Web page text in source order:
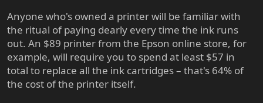
Anyone who's owned a printer will be familiar with
the ritual of paying dearly every time the ink runs
out. An $89 printer from the Epson online store, for
example, will require you to spend at least $57 in
total to replace all the ink cartridges – that's 64% of
the cost of the printer itself.